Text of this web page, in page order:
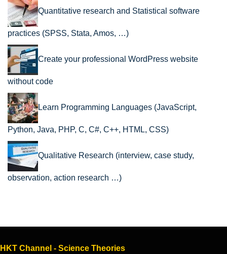
Quantitative research and Statistical software
practices (SPSS, Stata, Amos, …)
Create your professional WordPress website
without code
Learn Programming Languages (JavaScript,
Python, Java, PHP, C, C#, C++, HTML, CSS)
Qualitative Research (interview, case study,
observation, action research …)
HKT Channel - Science Theories